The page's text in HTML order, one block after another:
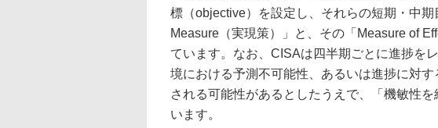
標（objective）を設定し、それらの短期・中
Measure（実現策）」と、その「Measure of
ています。なお、CISAは四半期ごとに進捗を
境における予測不可能性、あるいは進捗に対
される可能性があるとしたうえで、「機敏性
います。